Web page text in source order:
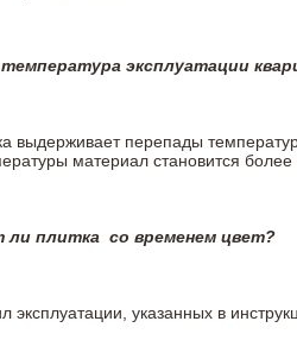
температура эксплуатации
выдерживает перепады
материал становится
ли плитка со временем цвет?
указанных в